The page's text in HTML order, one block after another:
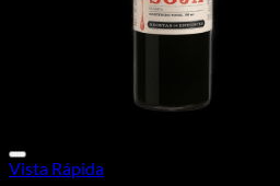
Vista Rápida